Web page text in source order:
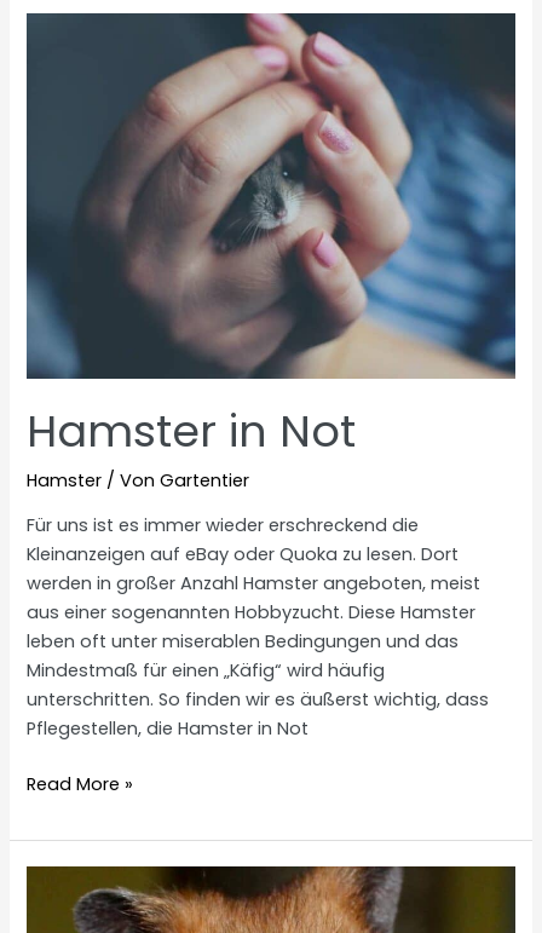
Hamster in Not
Hamster / VonGartentier
Für uns ist es immer wieder erschreckend die
Kleinanzeigen auf eBay oder Quoka zu lesen. Dort
werden in großer Anzahl Hamster angeboten, meist
aus einer sogenannten Hobbyzucht. Diese Hamster
leben oft unter miserablen Bedingungen und das
Mindestmaß für einen „Käfig“ wird häufig
unterschritten. So finden wir es äußerst wichtig, dass
Pflegestellen, die Hamster in Not
Hamster
Not
Read More »